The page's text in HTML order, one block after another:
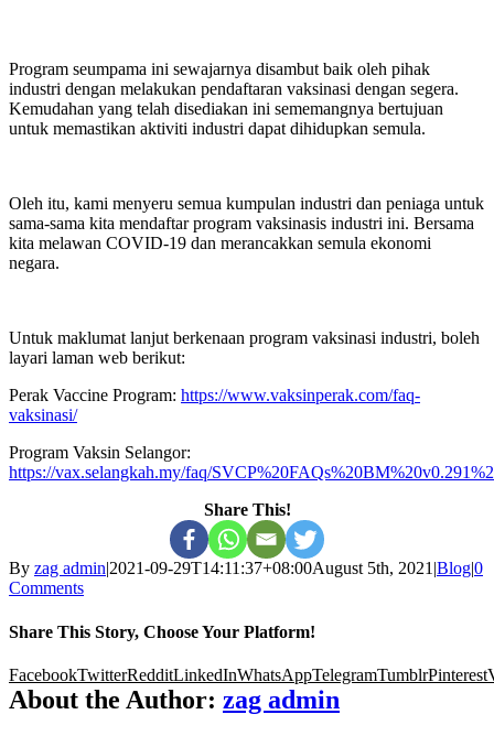
Program seumpama ini sewajarnya disambut baik oleh pihak
industri dengan melakukan pendaftaran vaksinasi dengan segera.
Kemudahan yang telah disediakan ini sememangnya bertujuan
untuk memastikan aktiviti industri dapat dihidupkan semula.
Oleh itu, kami menyeru semua kumpulan industri dan peniaga untuk
sama-sama kita mendaftar program vaksinasis industri ini. Bersama
kita melawan COVID-19 dan merancakkan semula ekonomi
negara.
Untuk maklumat lanjut berkenaan program vaksinasi industri, boleh
layari laman web berikut:
Perak Vaccine Program: https://www.vaksinperak.com/faq-
vaksinasi/
Program Vaksin Selangor:
https://vax.selangkah.my/faq/
Share This!
By zag admin|2021-09-29T14:11:37+08:00August 5th, 2021|Blog|0
Comments
Share This Story, Choose Your Platform!
FacebookTwitterRedditLinkedInWhatsAppTelegramTumblrPinterest
About the Author: zag admin